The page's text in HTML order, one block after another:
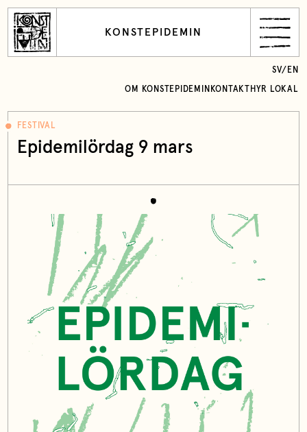
KONSTEPIDEMIN
OM KONSTEPIDEMIN KONTAKT HYR LOKAL
SV/ EN
FESTIVAL
Epidemilördag 9 mars